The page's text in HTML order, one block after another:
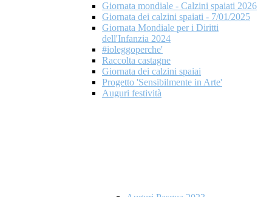
Giornata mondiale - Calzini spaiati 2026
Giornata dei calzini spaiati - 7/01/2025
Giornata Mondiale per i Diritti
dell'Infanzia 2024
#ioleggoperche'
Raccolta castagne
Giornata dei calzini spaiai
Progetto 'Sensibilmente in Arte'
Auguri festività